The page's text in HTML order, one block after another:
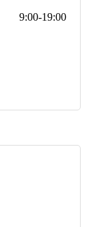
9:00-19:00